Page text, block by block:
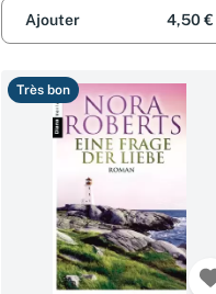
Ajouter 4,50 €
Très bon